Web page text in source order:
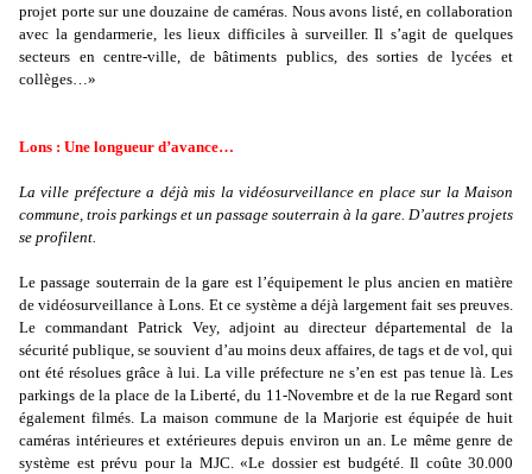
projet porte sur une douzaine de caméras. Nous avons listé, en collaboration
avec la gendarmerie, les lieux difficiles à surveiller. Il s’agit de quelques
secteurs en centre-ville, de bâtiments publics, des sorties de lycées et
collèges…»
Lons : Une longueur d’avance…
La ville préfecture a déjà mis la vidéosurveillance en place sur la Maison
commune, trois parkings et un passage souterrain à la gare. D’autres projets
se profilent.
Le passage souterrain de la gare est l’équipement le plus ancien en matière
de vidéosurveillance à Lons. Et ce système a déjà largement fait ses preuves.
Le commandant Patrick Vey, adjoint au directeur départemental de la
sécurité publique, se souvient d’au moins deux affaires, de tags et de vol, qui
ont été résolues grâce à lui. La ville préfecture ne s’en est pas tenue là. Les
parkings de la place de la Liberté, du 11-Novembre et de la rue Regard sont
également filmés. La maison commune de la Marjorie est équipée de huit
caméras intérieures et extérieures depuis environ un an. Le même genre de
système est prévu pour la MJC. «Le dossier est budgété. Il coûte 30.000